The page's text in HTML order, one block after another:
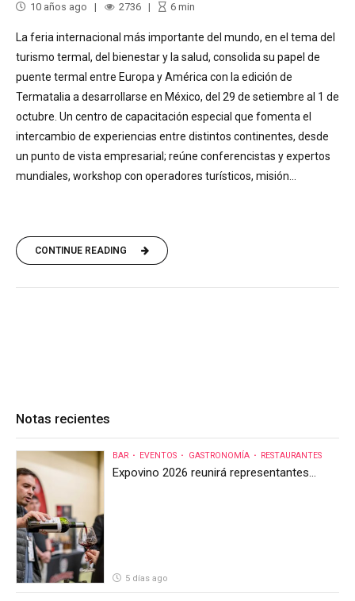
10 años ago 2736 6min
La feria internacional más importante del mundo, en el tema del
turismo termal, del bienestar y la salud, consolida su papel de
puente termal entre Europa y América con la edición de
Termatalia a desarrollarse en México, del 29 de setiembre al 1 de
octubre. Un centro de capacitación especial que fomenta el
intercambio de experiencias entre distintos continentes, desde
un punto de vista empresarial; reúne conferencistas y expertos
mundiales, workshop con operadores turísticos, misión...
CONTINUE READING
Notas recientes
BAR EVENTOS GASTRONOMÍA RESTAURANTES
Expovino 2026 reunirá representantes
5 días ago